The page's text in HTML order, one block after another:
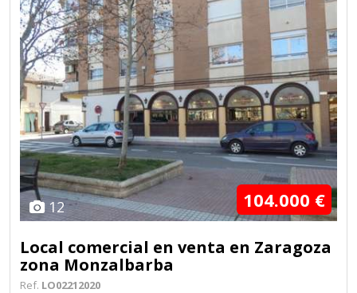
12 104.000 €
Local comercial en venta en Zaragoza
zona Monzalbarba
Ref. LO02212020